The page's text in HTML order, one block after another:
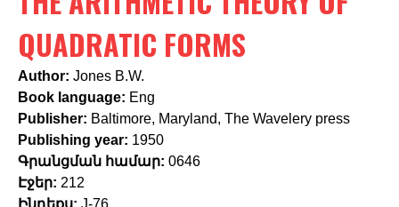
h
f
o
r
m
QUADRATIC FORMS
Author: Jones B.W.
Book language: Eng
Publisher: Baltimore, Maryland, The Wavelery press
Publishing year: 1950
Գրանցման համար: 0646
Էջեր: 212